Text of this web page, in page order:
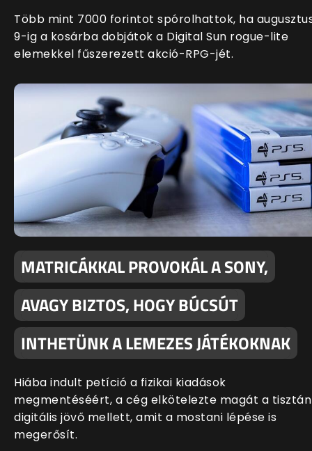
Több mint 7000 forintot spórolhattok, ha
9-ig a kosárba dobjátok a Digital Sun rogue-lite
elemekkel fűszerezett akció-RPG-jét.
MATRICÁKKAL PROVOKÁL A SONY,
AVAGY BIZTOS, HOGY BÚCSÚT
INTHETÜNK A LEMEZES JÁTÉKOKNAK
Hiába indult petíció a fizikai kiadások
megmentéséért, a cég elkötelezte magát a tisztán
digitális jövő mellett, amit a mostani lépése is
megerősít.